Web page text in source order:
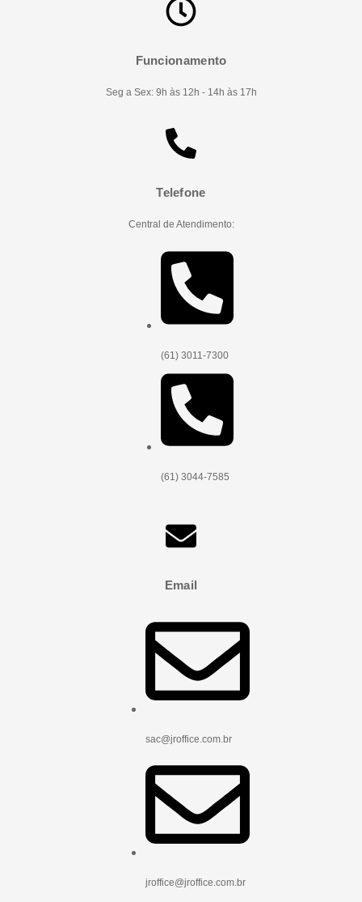
Funcionamento
Seg a Sex: 9h às 12h - 14h às 17h
Telefone
Central de Atendimento:
(61) 3011-7300
(61) 3044-7585
Email
sac@jroffice.com.br
jroffice@jroffice.com.br